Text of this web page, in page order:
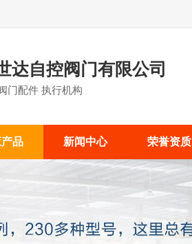
达自控阀门有限公司
门配件 执行机构
品 新闻中心 荣誉资质